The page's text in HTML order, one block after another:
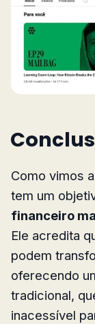
Como vimos
tem um
financeiro
Ele acredita
podem
oferecendo
tradicional,
inacessível